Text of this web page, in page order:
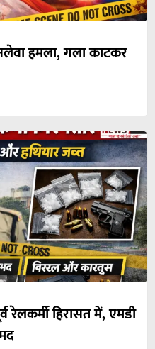
हमला, गला काटकर
रेलकर्मी हिरासत में, एमडी